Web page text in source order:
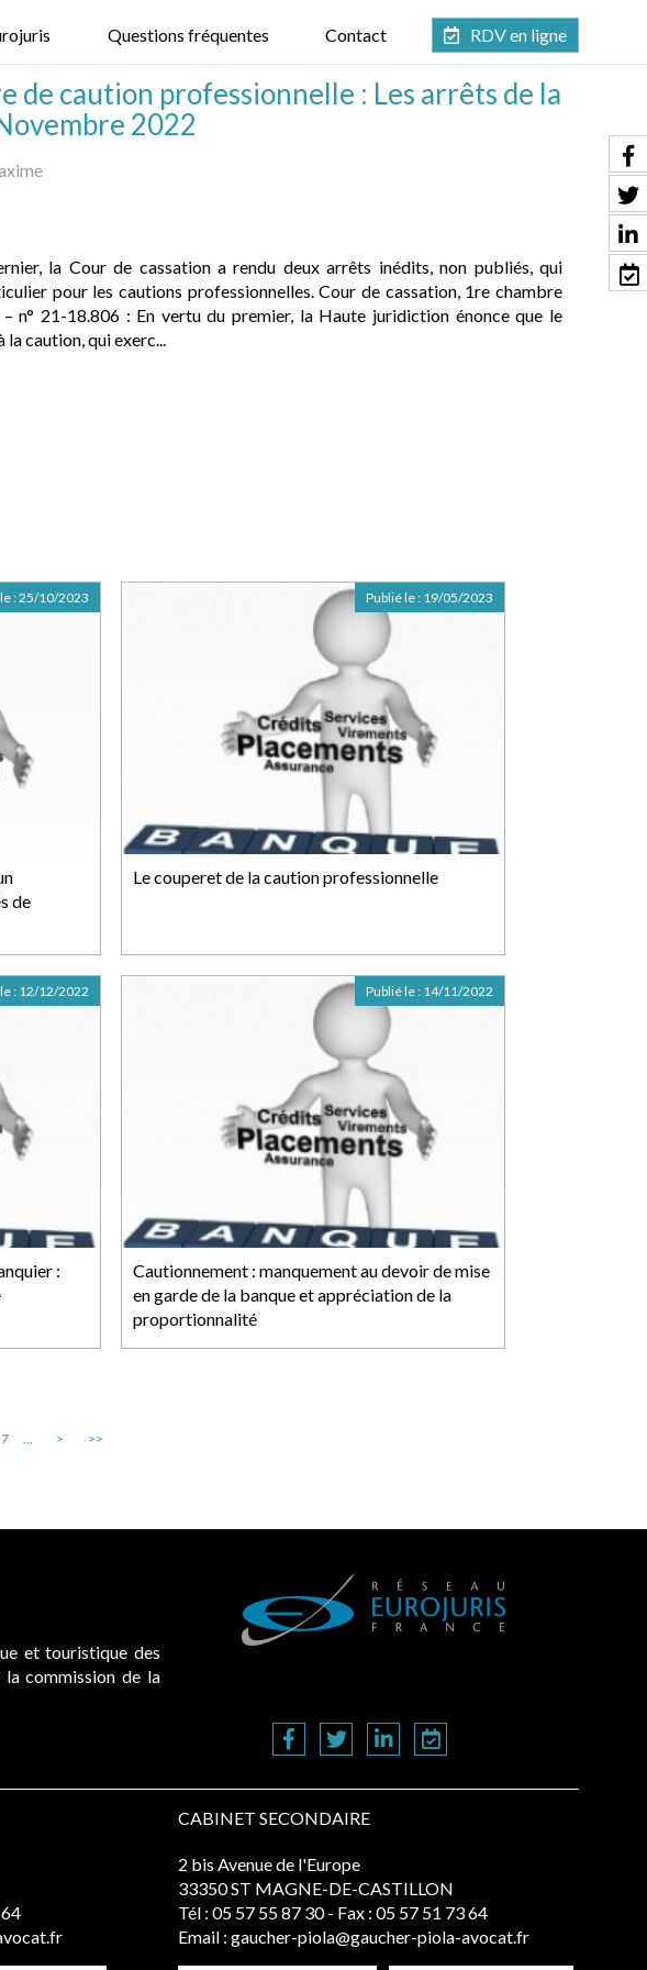
Questions fréquentes Contact RDV en ligne
de caution professionnelle : Les arrêts de la
2022
la Cour de cassation a rendu deux arrêts inédits, non publiés, qui
pour les cautions professionnelles. Cour de cassation, 1re chambre
n° 21-18.806 : En vertu du premier, la Haute juridiction énonce que le
caution, qui exerc...
de
:25/10/2023
Le couperet de la caution professionnelle
Publié le : 19/05/2023
:
: 12/12/2022
Cautionnement : manquement au devoir de mise
en garde de la banque et appréciation de la
proportionnalité
Publié le : 14/11/2022
7 ... > >>
et touristique des
commission de la
CABINET SECONDAIRE
2 bis Avenue de l'Europe
33350 ST MAGNE-DE-CASTILLON
Tél : 05 57 55 87 30 - Fax : 05 57 51 73 64
Email : gaucher-piola@gaucher-piola-avocat.fr